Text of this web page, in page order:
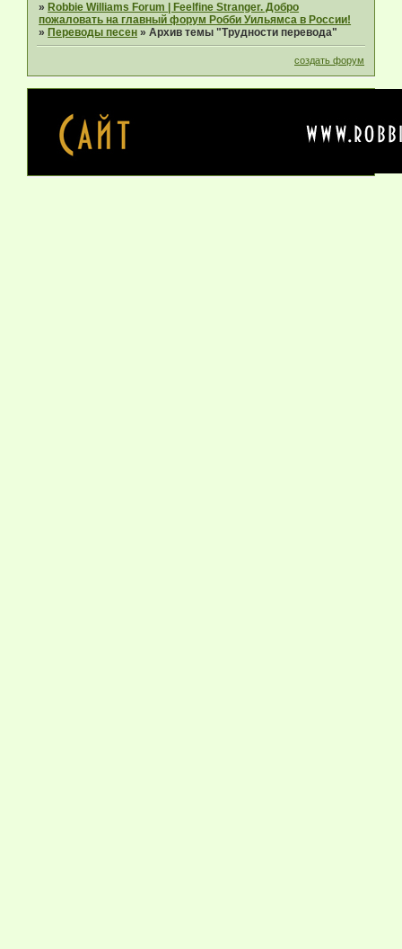
»Robbie Williams Forum | Feelfine Stranger. Добро
пожаловать на главный форум Робби Уильямса в России!
»Переводы песен »Архив темы "Трудности перевода"
создать форум